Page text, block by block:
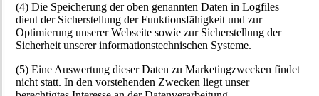
(4) Die Speicherung der oben genannten Daten in Logfiles
dient der Sicherstellung der Funktionsfähigkeit und zur
Optimierung unserer Webseite sowie zur Sicherstellung der
Sicherheit unserer informationstechnischen Systeme.
(5) Eine Auswertung dieser Daten zu Marketingzwecken findet
nicht statt. In den vorstehenden Zwecken liegt unser